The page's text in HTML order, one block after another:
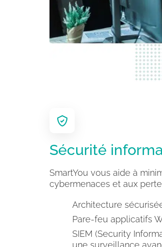
Sécurité
SmartYou vous aide à
cybermenaces et aux
Architecture
Pare-feu applicatifs
SIEM (Security
une surveillance